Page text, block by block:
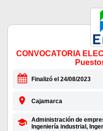
CONVOCATORIA
Finalizó el 24/08/2023
Cajamarca
Administración de
Ingeniería industrial,